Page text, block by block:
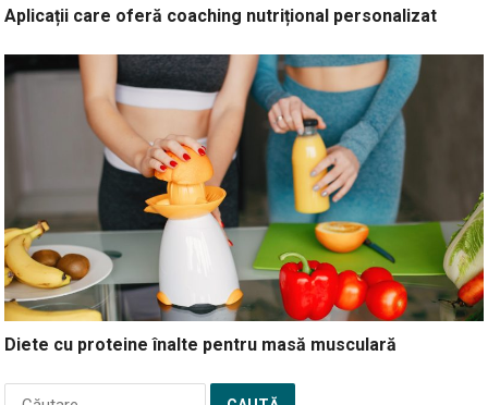
Aplicații care oferă coaching nutrițional personalizat
Diete cu proteine înalte pentru masă musculară
Caută